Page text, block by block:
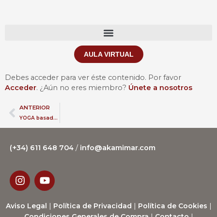
AULA VIRTUAL
Debes acceder para ver éste contenido. Por favor
Acceder. ¿Aún no eres miembro? Únete a nosotros
AntANTERIOR
YOGA basado en Yamas y Niyamas
(+34) 611 648 704 / info@akamimar.com
I
n
t
Y
o
t
Aviso Legal | Política de Privacidad | Política de Cookies |